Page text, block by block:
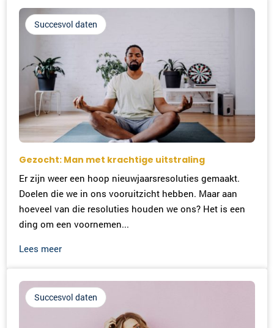
Succesvol daten
Gezocht: Man met krachtige uitstraling
Er zijn weer een hoop nieuwjaarsresoluties gemaakt.
Doelen die we in ons vooruitzicht hebben. Maar aan
hoeveel van die resoluties houden we ons? Het is een
ding om een voornemen...
Lees meer
Succesvol daten